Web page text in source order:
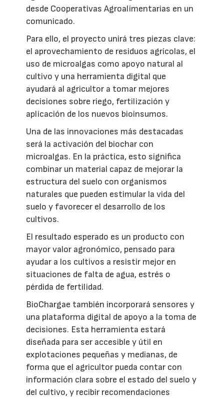
desde Cooperativas Agroalimentarias en un
comunicado.
Para ello, el proyecto unirá tres piezas clave:
el aprovechamiento de residuos agrícolas, el
uso de microalgas como apoyo natural al
cultivo y una herramienta digital que
ayudará al agricultor a tomar mejores
decisiones sobre riego, fertilización y
aplicación de los nuevos bioinsumos.
Una de las innovaciones más destacadas
será la activación del biochar con
microalgas. En la práctica, esto significa
combinar un material capaz de mejorar la
estructura del suelo con organismos
naturales que pueden estimular la vida del
suelo y favorecer el desarrollo de los
cultivos.
El resultado esperado es un producto con
mayor valor agronómico, pensado para
ayudar a los cultivos a resistir mejor en
situaciones de falta de agua, estrés o
pérdida de fertilidad.
BioChargae también incorporará sensores y
una plataforma digital de apoyo a la toma de
decisiones. Esta herramienta estará
diseñada para ser accesible y útil en
explotaciones pequeñas y medianas, de
forma que el agricultor pueda contar con
información clara sobre el estado del suelo y
del cultivo, y recibir recomendaciones